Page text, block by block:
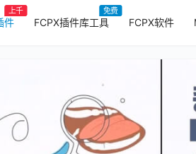
件
上千
FCPX插件库工具
免费
FCPX软件